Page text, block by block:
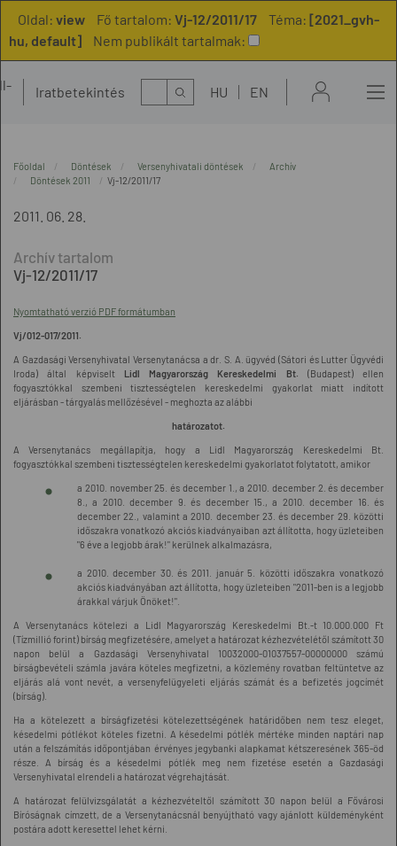
Oldal: view Fő tartalom: Vj-12/2011/17 Téma: [2021_gvh-
hu, default]
Nem publikált tartalmak:
Iratbetekintés Kereső HU EN
Főoldal Döntések Versenyhivatali döntések
Archív
Döntések 2011
Vj-12/2011/17
2011. 06. 28.
Vj-12/2011/17
Nyomtatható verzió PDF formátumban
Vj/012-017/2011.
A Gazdasági Versenyhivatal Versenytanácsa a dr. S. A. ügyvéd (Sátori és Lutter Ügyvédi
Iroda) által képviselt Lidl Magyarország Kereskedelmi Bt. (Budapest) ellen
fogyasztókkal szembeni tisztességtelen kereskedelmi gyakorlat miatt indított
eljárásban - tárgyalás mellőzésével - meghozta az alábbi
határozatot.
A Versenytanács megállapítja, hogy a Lidl Magyarország Kereskedelmi Bt.
fogyasztókkal szembeni tisztességtelen kereskedelmi gyakorlatot folytatott, amikor
a 2010. november 25. és december 1., a 2010. december 2. és december
8., a 2010. december 9. és december 15., a 2010. december 16. és
december 22., valamint a 2010. december 23. és december 29. közötti
időszakra vonatkozó akciós kiadványaiban azt állította, hogy üzleteiben
"6 éve a legjobb árak!" kerülnek alkalmazásra,
a 2010. december 30. és 2011. január 5. közötti időszakra vonatkozó
akciós kiadványában azt állította, hogy üzleteiben "2011-ben is a legjobb
árakkal várjuk Önöket!".
A Versenytanács kötelezi a Lidl Magyarország Kereskedelmi Bt.-t 10.000.000 Ft
(Tízmillió forint) bírság megfizetésére, amelyet a határozat kézhezvételétől számított 30
napon belül a Gazdasági Versenyhivatal 10032000-01037557-00000000 számú
bírságbevételi számla javára köteles megfizetni, a közlemény rovatban feltüntetve az
eljárás alá vont nevét, a versenyfelügyeleti eljárás számát és a befizetés jogcímét
(bírság).
Ha a kötelezett a bírságfizetési kötelezettségének határidőben nem tesz eleget,
késedelmi pótlékot köteles fizetni. A késedelmi pótlék mértéke minden naptári nap
után a felszámítás időpontjában érvényes jegybanki alapkamat kétszeresének 365-öd
része. A bírság és a késedelmi pótlék meg nem fizetése esetén a Gazdasági
Versenyhivatal elrendeli a határozat végrehajtását.
A határozat felülvizsgálatát a kézhezvételtől számított 30 napon belül a Fővárosi
Bíróságnak címzett, de a Versenytanácsnál benyújtható vagy ajánlott küldeményként
postára adott keresettel lehet kérni.